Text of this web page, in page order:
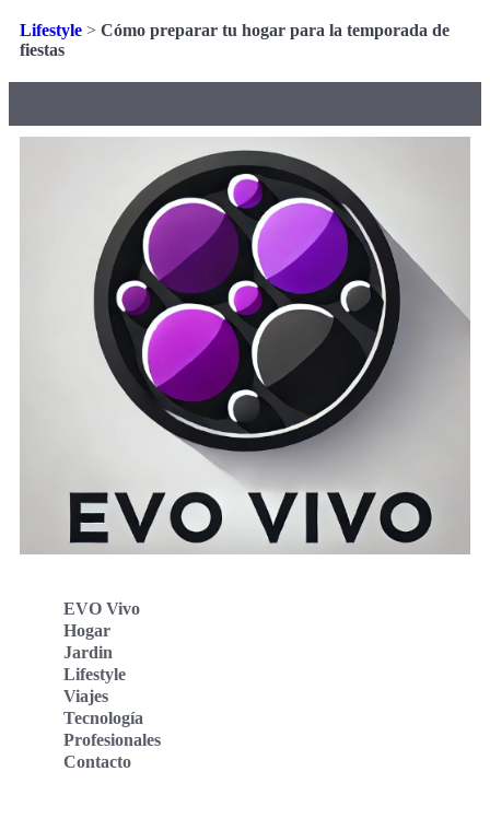
Lifestyle > Cómo preparar tu hogar para la temporada de
fiestas
EVO Vivo
Hogar
Jardin
Lifestyle
Viajes
Tecnología
Profesionales
Contacto